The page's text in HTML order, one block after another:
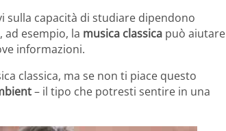
capacità di studiare dipendono
ad esempio, la musica classica può aiutare
informazioni.
classica, ma se non ti piace questo
– il tipo che potresti sentire in una